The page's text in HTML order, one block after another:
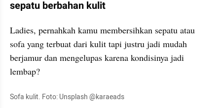
sepatu berbahan kulit
Ladies, pernahkah kamu membersihkan sepatu atau
sofa yang terbuat dari kulit tapi justru jadi mudah
berjamur dan mengelupas karena kondisinya jadi
lembap?
Sofa kulit. Foto: Unsplash @karaeads